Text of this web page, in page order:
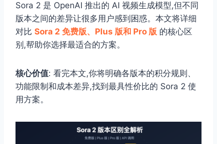
Sora 2 是 OpenAI 推出的 AI 视频生成模型,但不同
版本之间的差异让很多用户感到困惑。本文将详细
对比 Sora 2 免费版、Plus 版和 Pro 版 的核心区
别,帮助你选择最适合的方案。
核心价值: 看完本文,你将明确各版本的积分规则、
功能限制和成本差异,找到最具性价比的 Sora 2 使
用方案。